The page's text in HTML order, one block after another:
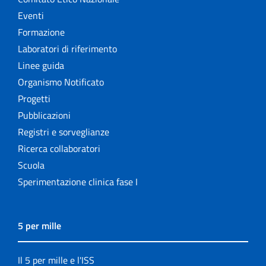
Eventi
Formazione
Laboratori di riferimento
Linee guida
Organismo Notificato
Progetti
Pubblicazioni
Registri e sorveglianze
Ricerca collaboratori
Scuola
Sperimentazione clinica fase I
5 per mille
Il 5 per mille e l'ISS